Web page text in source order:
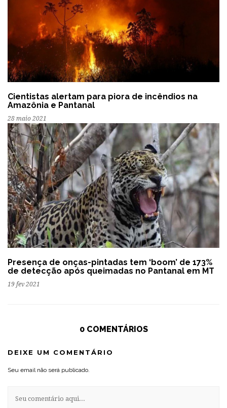
Cientistas alertam para piora de incêndios na
Amazônia e Pantanal
28 maio 2021
Presença de onças-pintadas tem ‘boom’ de 173%
de detecção após queimadas no Pantanal em MT
19 fev 2021
0 COMENTÁRIOS
DEIXE UM COMENTÁRIO
Seu email não será publicado.